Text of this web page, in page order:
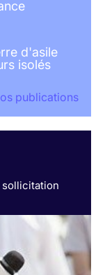
d'asile
isolés
publications
sollicitation